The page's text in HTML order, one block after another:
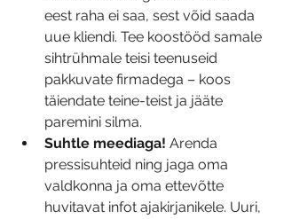
eest raha ei saa, sest võid saada
uue kliendi. Tee koostööd samale
sihtrühmale teisi teenuseid
pakkuvate firmadega – koos
täiendate teine-teist ja jääte
paremini silma.
Suhtle meediaga! Arenda
pressisuhteid ning jaga oma
valdkonna ja oma ettevõtte
huvitavat infot ajakirjanikele. Uuri,